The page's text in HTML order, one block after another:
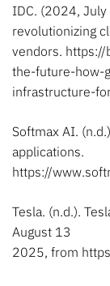
IDC. (2024,
revolutionizing
vendors.
the-future-how-
infrastructure-
Softmax AI.
applications.
https://
Tesla. (n.d.).
August 13
2025, from